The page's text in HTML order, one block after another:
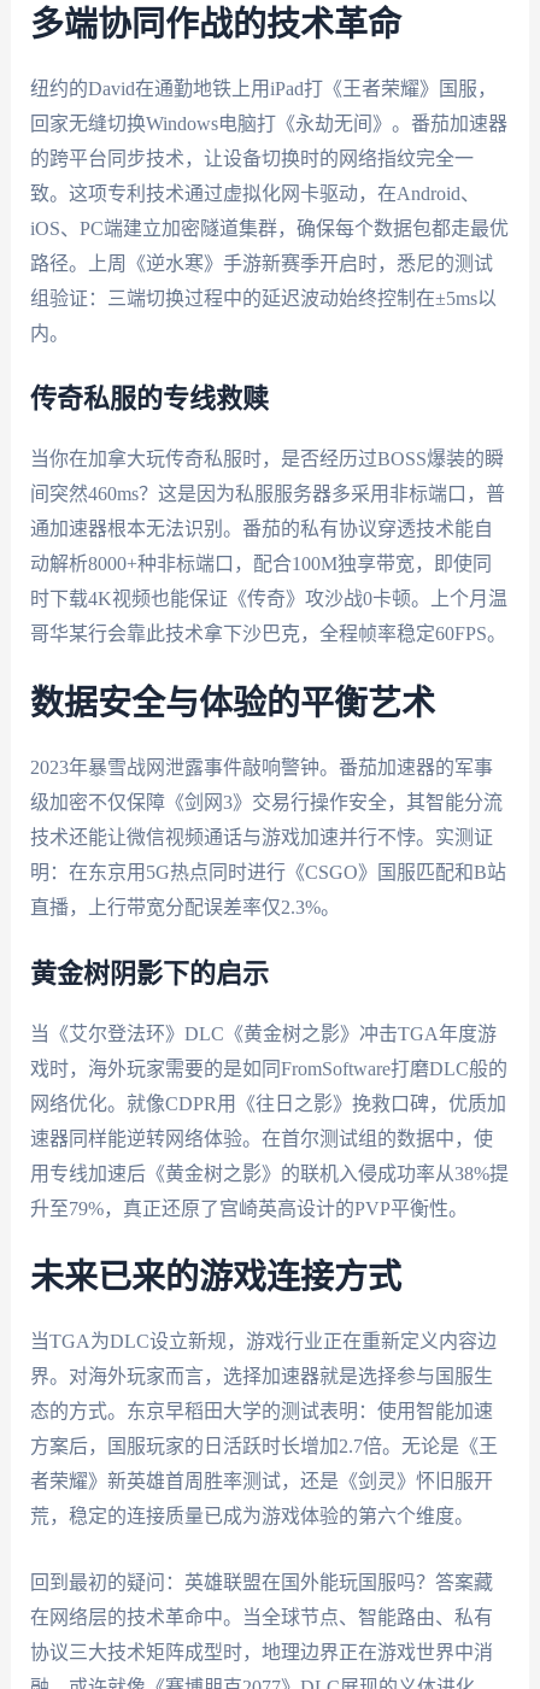
多端协同作战的技术革命
纽约的David在通勤地铁上用iPad打《王者荣耀》国服，
回家无缝切换Windows电脑打《永劫无间》。番茄加速器
的跨平台同步技术，让设备切换时的网络指纹完全一
致。这项专利技术通过虚拟化网卡驱动，在Android、
iOS、PC端建立加密隧道集群，确保每个数据包都走最优
路径。上周《逆水寒》手游新赛季开启时，悉尼的测试
组验证：三端切换过程中的延迟波动始终控制在±5ms以
内。
传奇私服的专线救赎
当你在加拿大玩传奇私服时，是否经历过BOSS爆装的瞬
间突然460ms？这是因为私服服务器多采用非标端口，普
通加速器根本无法识别。番茄的私有协议穿透技术能自
动解析8000+种非标端口，配合100M独享带宽，即使同
时下载4K视频也能保证《传奇》攻沙战0卡顿。上个月温
哥华某行会靠此技术拿下沙巴克，全程帧率稳定60FPS。
数据安全与体验的平衡艺术
2023年暴雪战网泄露事件敲响警钟。番茄加速器的军事
级加密不仅保障《剑网3》交易行操作安全，其智能分流
技术还能让微信视频通话与游戏加速并行不悖。实测证
明：在东京用5G热点同时进行《CSGO》国服匹配和B站
直播，上行带宽分配误差率仅2.3%。
黄金树阴影下的启示
当《艾尔登法环》DLC《黄金树之影》冲击TGA年度游
戏时，海外玩家需要的是如同FromSoftware打磨DLC般的
网络优化。就像CDPR用《往日之影》挽救口碑，优质加
速器同样能逆转网络体验。在首尔测试组的数据中，使
用专线加速后《黄金树之影》的联机入侵成功率从38%提
升至79%，真正还原了宫崎英高设计的PVP平衡性。
未来已来的游戏连接方式
当TGA为DLC设立新规，游戏行业正在重新定义内容边
界。对海外玩家而言，选择加速器就是选择参与国服生
态的方式。东京早稻田大学的测试表明：使用智能加速
方案后，国服玩家的日活跃时长增加2.7倍。无论是《王
者荣耀》新英雄首周胜率测试，还是《剑灵》怀旧服开
荒，稳定的连接质量已成为游戏体验的第六个维度。
回到最初的疑问：英雄联盟在国外能玩国服吗？答案藏
在网络层的技术革命中。当全球节点、智能路由、私有
协议三大技术矩阵成型时，地理边界正在游戏世界中消